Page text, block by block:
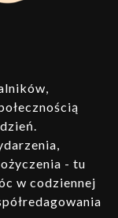
- tu
w codziennej